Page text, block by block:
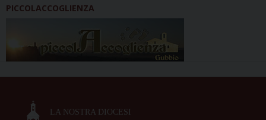
PICCOLACCOGLIENZA
LA NOSTRA DIOCESI